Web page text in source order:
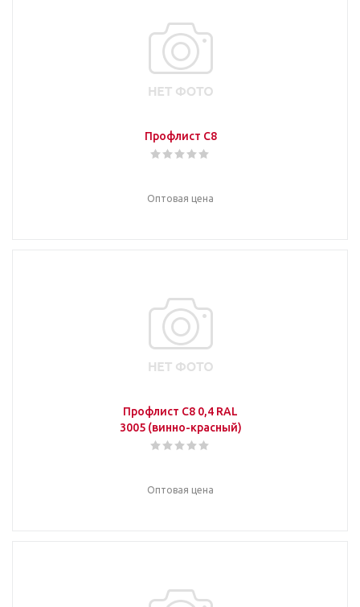
Профлист С8
Оптовая цена
Профлист С8 0,4 RAL
3005 (винно-красный)
Оптовая цена